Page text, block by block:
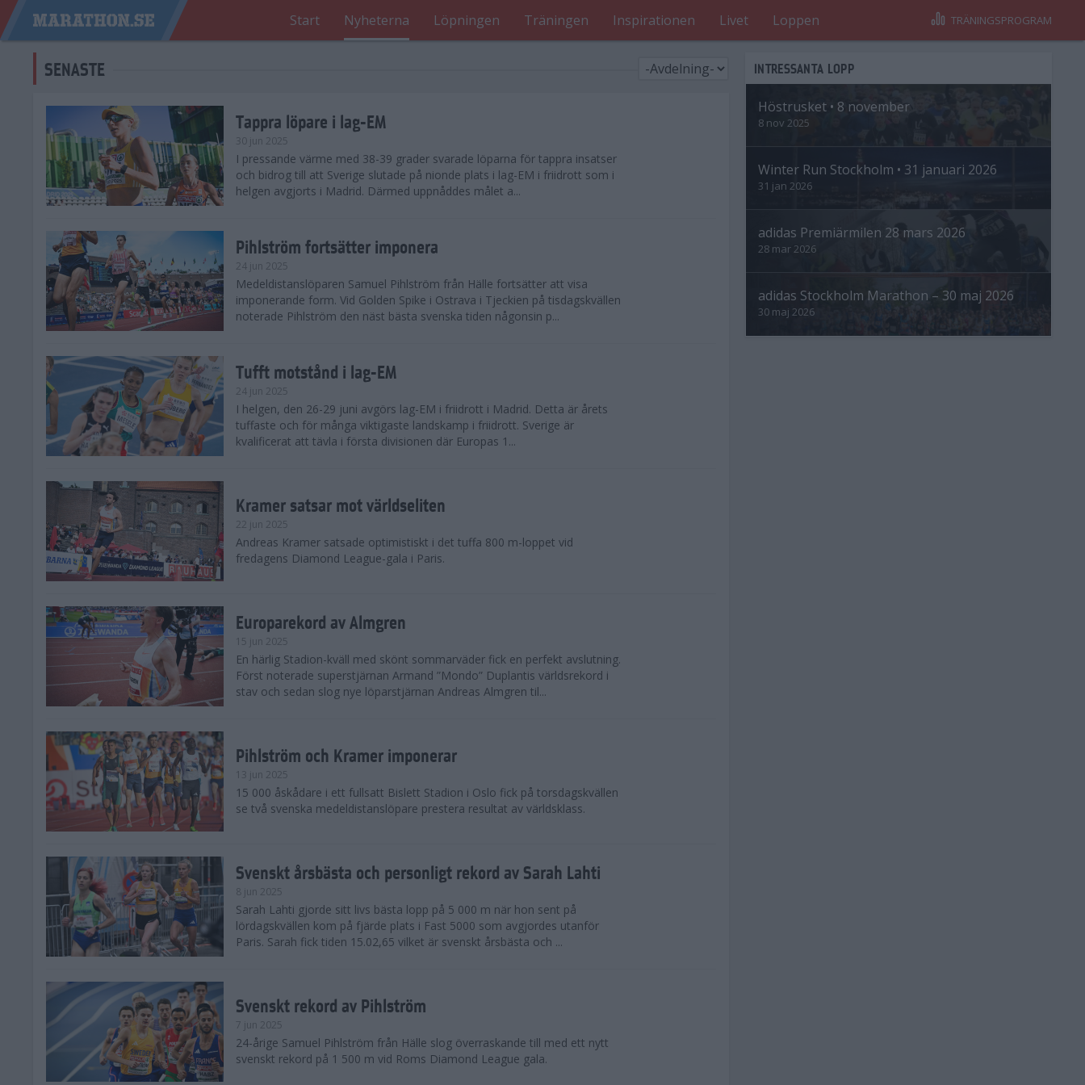
Start Nyheterna Löpningen Träningen Inspirationen Livet Loppen TRÄNINGSPROGRAM
SENASTE
Tappra löpare i lag-EM
30 jun 2025
I pressande värme med 38-39 grader svarade löparna för tappra insatser
och bidrog till att Sverige slutade på nionde plats i lag-EM i friidrott som i
helgen avgjorts i Madrid. Därmed uppnåddes målet a...
Pihlström fortsätter imponera
24 jun 2025
Medeldistanslöparen Samuel Pihlström från Hälle fortsätter att visa
imponerande form. Vid Golden Spike i Ostrava i Tjeckien på tisdagskvällen
noterade Pihlström den näst bästa svenska tiden någonsin p...
Tufft motstånd i lag-EM
24 jun 2025
I helgen, den 26-29 juni avgörs lag-EM i friidrott i Madrid. Detta är årets
tuffaste och för många viktigaste landskamp i friidrott. Sverige är
kvalificerat att tävla i första divisionen där Europas 1...
Kramer satsar mot världseliten
22 jun 2025
Andreas Kramer satsade optimistiskt i det tuffa 800 m-loppet vid
fredagens Diamond League-gala i Paris.
Europarekord av Almgren
15 jun 2025
En härlig Stadion-kväll med skönt sommarväder fick en perfekt avslutning.
Först noterade superstjärnan Armand ”Mondo” Duplantis världsrekord i
stav och sedan slog nye löparstjärnan Andreas Almgren til...
Pihlström och Kramer imponerar
13 jun 2025
15 000 åskådare i ett fullsatt Bislett Stadion i Oslo fick på torsdagskvällen
se två svenska medeldistanslöpare prestera resultat av världsklass.
Svenskt årsbästa och personligt rekord av Sarah Lahti
8 jun 2025
Sarah Lahti gjorde sitt livs bästa lopp på 5 000 m när hon sent på
lördagskvällen kom på fjärde plats i Fast 5000 som avgjordes utanför
Paris. Sarah fick tiden 15.02,65 vilket är svenskt årsbästa och ...
Svenskt rekord av Pihlström
7 jun 2025
24-årige Samuel Pihlström från Hälle slog överraskande till med ett nytt
svenskt rekord på 1 500 m vid Roms Diamond League gala.
INTRESSANTA LOPP
Höstrusket • 8 november
8 nov 2025
Winter Run Stockholm • 31 januari 2026
31 jan 2026
adidas Premiärmilen 28 mars 2026
28 mar 2026
adidas Stockholm Marathon – 30 maj 2026
30 maj 2026